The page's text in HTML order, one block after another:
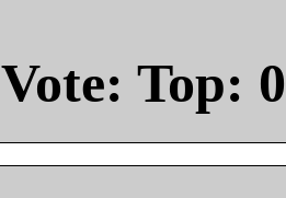
Vote: Top: 0